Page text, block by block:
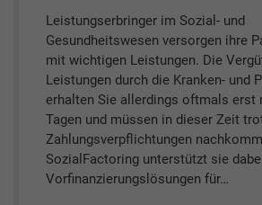
Leistungserbringer im Sozial- und
Gesundheitswesen versorgen ihre
mit wichtigen Leistungen. Die
Leistungen durch die Kranken- und
erhalten Sie allerdings oftmals erst
Tagen und müssen in dieser Zeit
Zahlungsverpflichtungen
SozialFactoring unterstützt sie
Vorfinanzierungslösungen für…